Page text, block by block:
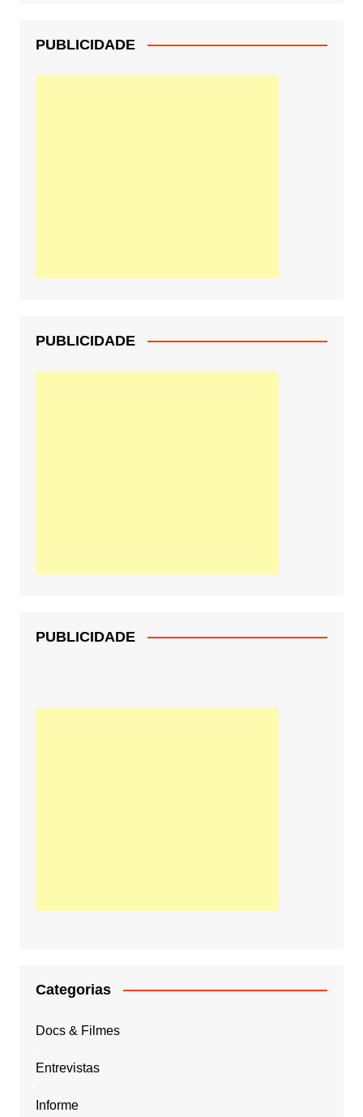
PUBLICIDADE
PUBLICIDADE
PUBLICIDADE
Categorias
Docs & Filmes
Entrevistas
Informe